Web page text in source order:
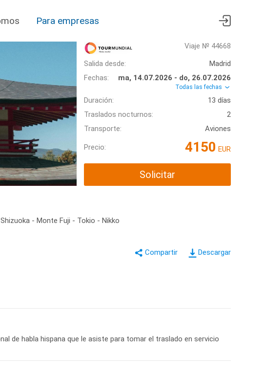
Para empresas
Viaje № 44668
Salida desde:
Madrid
Fechas:
ma, 14.07.2026 - do, 26.07.2026
Todas las fechas
Duración:
13 días
Traslados nocturnos:
2
Transporte:
Aviones
Precio: 4150 EUR
Solicitar
- Monte Fuji - Tokio - Nikko
Descargar
de habla hispana que le asiste para tomar el traslado en servicio